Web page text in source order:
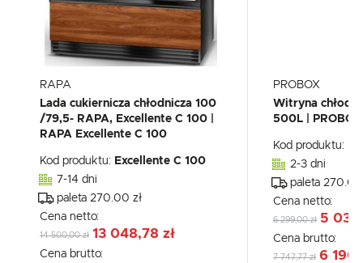
RAPA
Lada cukiernicza chłodnicza 100
/79,5- RAPA, Excellente C 100 |
RAPA Excellente C 100
Kod produktu: Excellente C 100
7-14 dni
paleta 270.00 zł
Cena netto:
14 500,00 zł 13 048,78 zł
Cena brutto:
PROBOX
Witryna
500L |
Kod produktu:
2-3 dni
paleta 270.00
Cena netto:
6 299,00 zł 5
Cena brutto:
7 747,77 zł 6